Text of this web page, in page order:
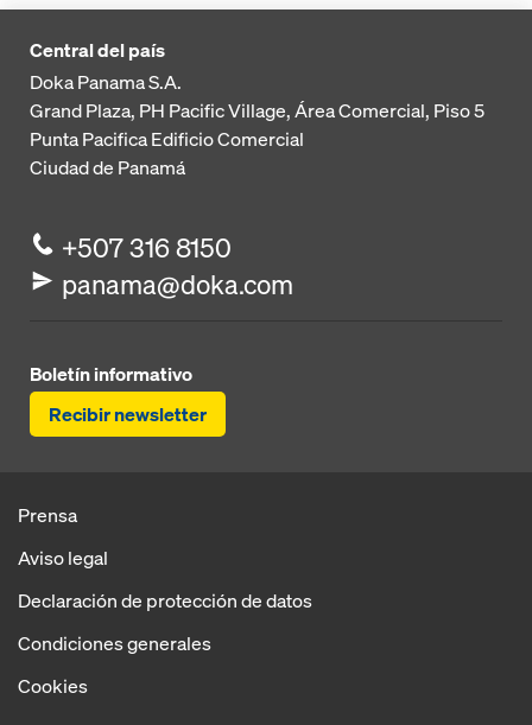
Central del país
Doka Panama S.A.
Grand Plaza, PH Pacific Village, Área Comercial, Piso 5
Punta PacificaEdificio Comercial
Ciudad de Panamá
+507 316 8150
panama@doka.com
Boletín informativo
Recibir newsletter
Prensa
Aviso legal
Declaración de protección de datos
Condiciones generales
Cookies